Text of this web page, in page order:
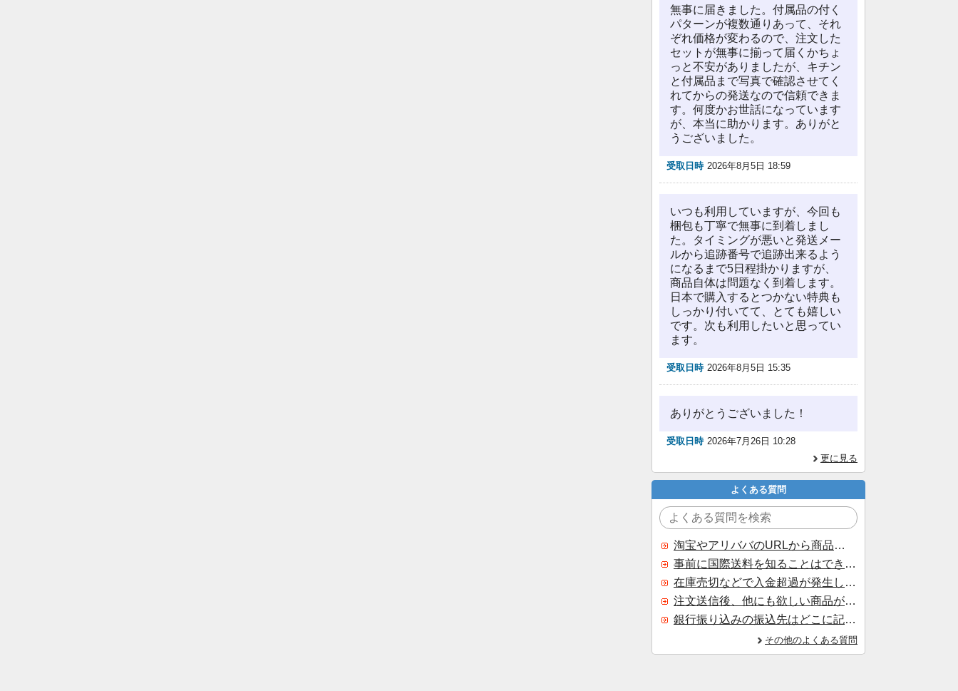
無事に届きました。付属品の付く
パターンが複数通りあって、それ
ぞれ価格が変わるので、注文した
セットが無事に揃って届くかちょ
っと不安がありましたが、キチン
と付属品まで写真で確認させてく
れてからの発送なので信頼できま
す。何度かお世話になっています
が、本当に助かります。ありがと
うございました。
受取日時 2026年8月5日 18:59
いつも利用していますが、今回も
梱包も丁寧で無事に到着しまし
た。タイミングが悪いと発送メー
ルから追跡番号で追跡出来るよう
になるまで5日程掛かりますが、
商品自体は問題なく到着します。
日本で購入するとつかない特典も
しっかり付いてて、とても嬉しい
です。次も利用したいと思ってい
ます。
受取日時 2026年8月5日 15:35
ありがとうございました！
受取日時 2026年7月26日 10:28
更に見る
よくある質問
淘宝やアリババのURLから商品を探すことはできますか？
事前に国際送料を知ることはできますか？
在庫売切などで入金超過が発生した場合はいつ返金されますか？
注文送信後、他にも欲しい商品が見つかった場合、追加注文できますか？
銀行振り込みの振込先はどこに記載されていますか？
その他のよくある質問